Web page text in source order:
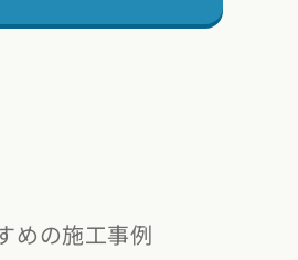
めの施工事例